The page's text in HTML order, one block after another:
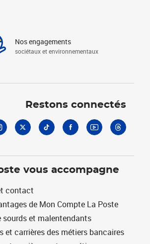
Nos engagements
sociétaux et environnementaux
Restons connectés
vous accompagne
contact
de Mon Compte La Poste
sourds et malentendants
et carrières des métiers bancaires